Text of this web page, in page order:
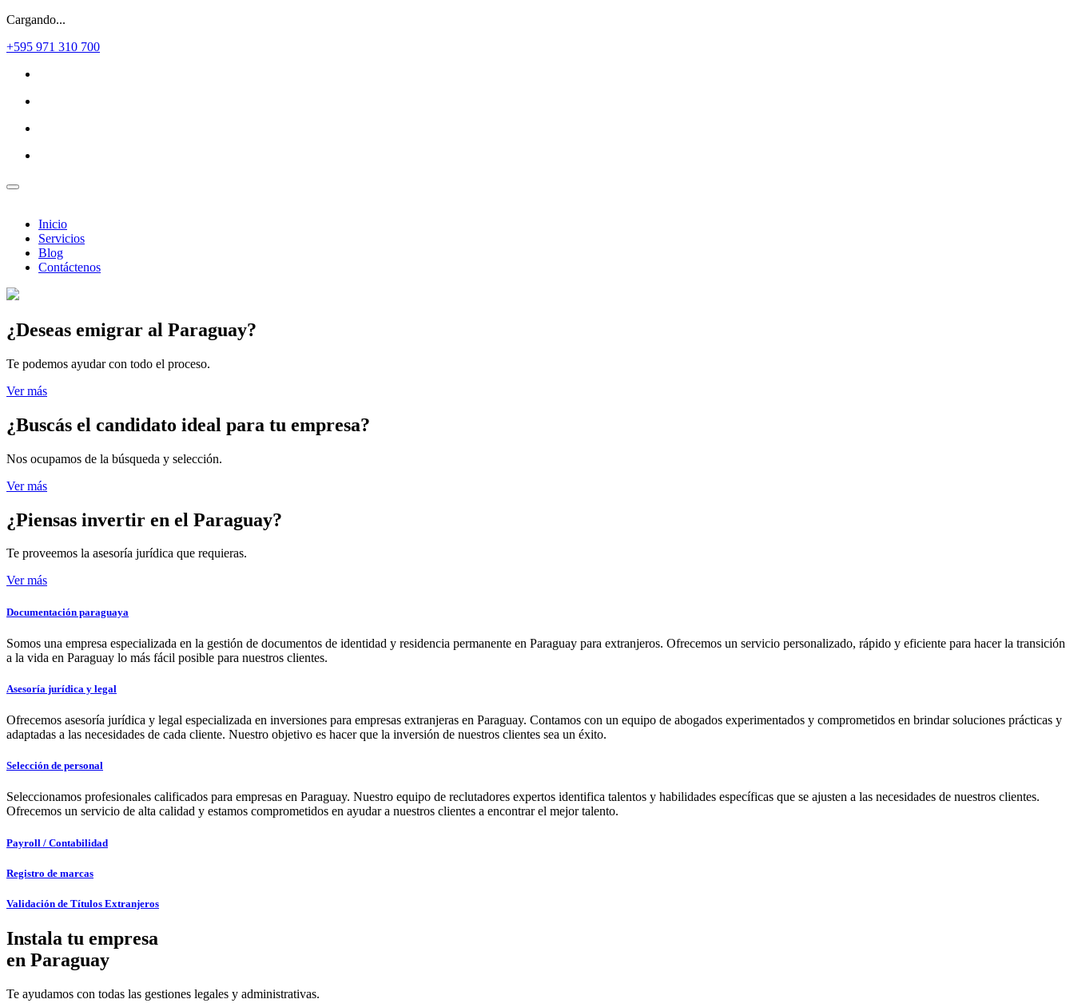
Cargando...
+595 971 310 700
Inicio
Servicios
Blog
Contáctenos
¿Deseas emigrar al Paraguay?
Te podemos ayudar con todo el proceso.
Ver más
¿Buscás el candidato ideal para tu empresa?
Nos ocupamos de la búsqueda y selección.
Ver más
¿Piensas invertir en el Paraguay?
Te proveemos la asesoría jurídica que requieras.
Ver más
Documentación paraguaya
Somos una empresa especializada en la gestión de documentos de identidad y residencia permanente en Paraguay para extranjeros. Ofrecemos un servicio personalizado, rápido y eficiente para hacer la transición
a la vida en Paraguay lo más fácil posible para nuestros clientes.
Asesoría jurídica y legal
Ofrecemos asesoría jurídica y legal especializada en inversiones para empresas extranjeras en Paraguay. Contamos con un equipo de abogados experimentados y comprometidos en brindar soluciones prácticas y
adaptadas a las necesidades de cada cliente. Nuestro objetivo es hacer que la inversión de nuestros clientes sea un éxito.
Selección de personal
Seleccionamos profesionales calificados para empresas en Paraguay. Nuestro equipo de reclutadores expertos identifica talentos y habilidades específicas que se ajusten a las necesidades de nuestros clientes.
Ofrecemos un servicio de alta calidad y estamos comprometidos en ayudar a nuestros clientes a encontrar el mejor talento.
Payroll / Contabilidad
Registro de marcas
Validación de Títulos Extranjeros
Instala tu empresa
en Paraguay
Te ayudamos con todas las gestiones legales y administrativas.